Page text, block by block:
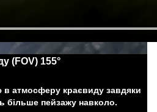
(FOV) 155°
атмосферу краєвиду завдяки
більше пейзажу навколо.